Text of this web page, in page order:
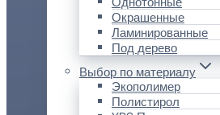
Окрашенные
Ламинированные
Под дерево
Выбор по материалу
Экополимер
Полистирол